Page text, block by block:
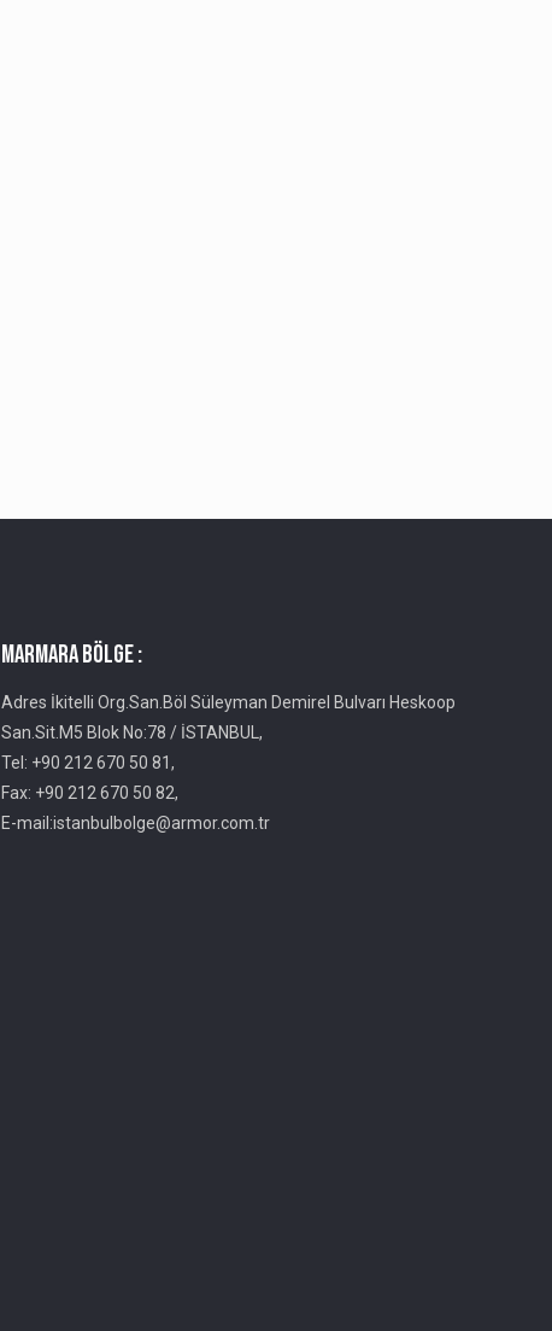
MARMARA BÖLGE :
Adres İkitelli Org.San.Böl Süleyman Demirel Bulvarı Heskoop
San.Sit.M5 Blok No:78 / İSTANBUL,
Tel: +90 212 670 50 81,
Fax: +90 212 670 50 82,
E-mail:istanbulbolge@armor.com.tr